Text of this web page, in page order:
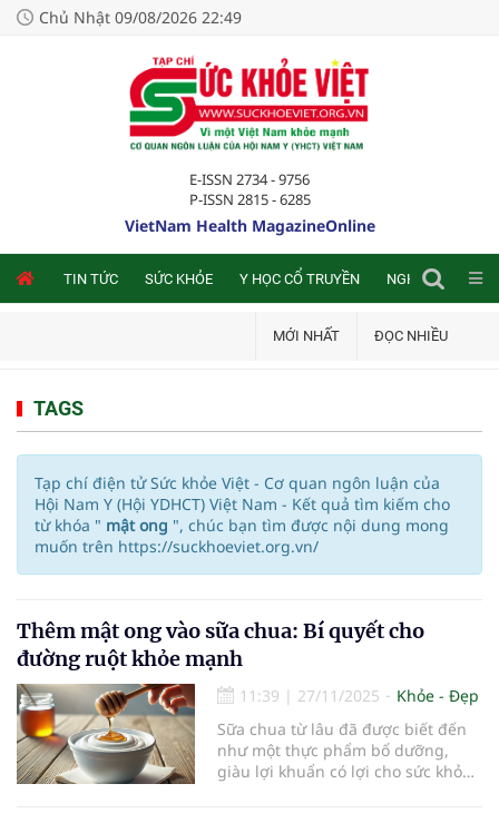
Chủ Nhật 09/08/2026 22:49
E-ISSN 2734 - 9756
P-ISSN 2815 - 6285
VietNam Health MagazineOnline
TIN TỨC SỨC KHỎE Y HỌC CỔ TRUYỀN NGHIÊN CỨU
MỚI NHẤT ĐỌC NHIỀU
TAGS
Tạp chí điện tử Sức khỏe Việt - Cơ quan ngôn luận của
Hội Nam Y (Hội YDHCT) Việt Nam - Kết quả tìm kiếm cho
từ khóa " mật ong ", chúc bạn tìm được nội dung mong
muốn trên https://suckhoeviet.org.vn/
Thêm mật ong vào sữa chua: Bí quyết cho
đường ruột khỏe mạnh
11:39 | 27/11/2025
Khỏe - Đẹp
Sữa chua từ lâu đã được biết đến
như một thực phẩm bổ dưỡng,
giàu lợi khuẩn có lợi cho sức khỏe